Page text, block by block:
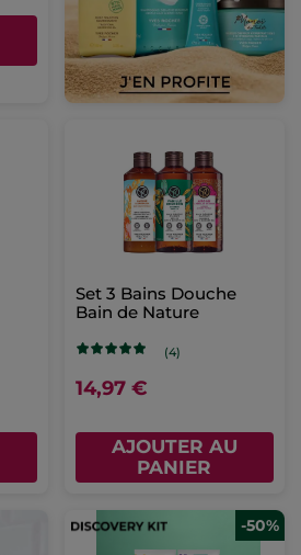
Set 3 Bains Douche
Bain de Nature
(4)
14,97 €
AJOUTER AU
PANIER
-50%